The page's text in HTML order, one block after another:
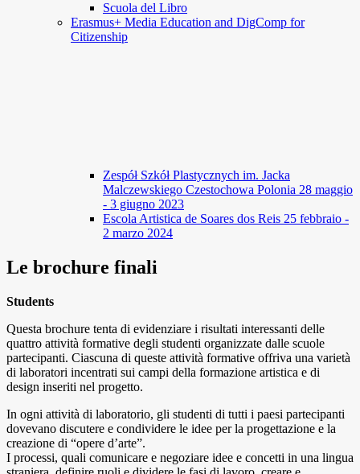
Scuola del Libro
Erasmus+ Media Education and DigComp for
Citizenship
Zespół Szkół Plastycznych im. Jacka
Malczewskiego Czestochowa Polonia 28 maggio
- 3 giugno 2023
Escola Artistica de Soares dos Reis 25 febbraio -
2 marzo 2024
Le brochure finali
Students
Questa brochure tenta di evidenziare i risultati interessanti delle
quattro attività formative degli studenti organizzate dalle scuole
partecipanti. Ciascuna di queste attività formative offriva una varietà
di laboratori incentrati sui campi della formazione artistica e di
design inseriti nel progetto.
In ogni attività di laboratorio, gli studenti di tutti i paesi partecipanti
dovevano discutere e condividere le idee per la progettazione e la
creazione di “opere d’arte”.
I processi, quali comunicare e negoziare idee e concetti in una lingua